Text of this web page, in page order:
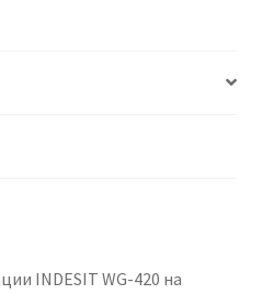
INDESIT WG-420 на